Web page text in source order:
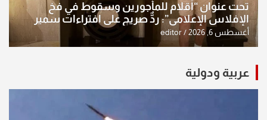
تحت عنوان “أقلام للمأجورين وسقوط في فخ
الإفلاس الإعلامي”: ردٌّ صريح على افتراءات سمير
الشكرجي
أغسطس 6, 2026 editor
عربية ودولية